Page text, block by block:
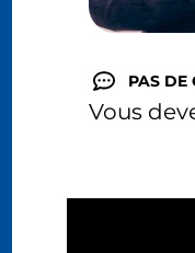
PAS DE
Vous